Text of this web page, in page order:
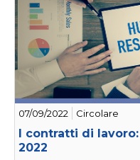
07/09/2022 Circolare
I contratti di
2022